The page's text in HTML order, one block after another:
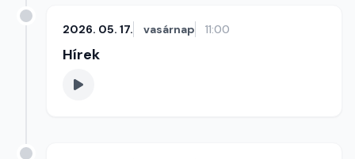
2026. 05. 17. vasárnap 11:00
Hírek